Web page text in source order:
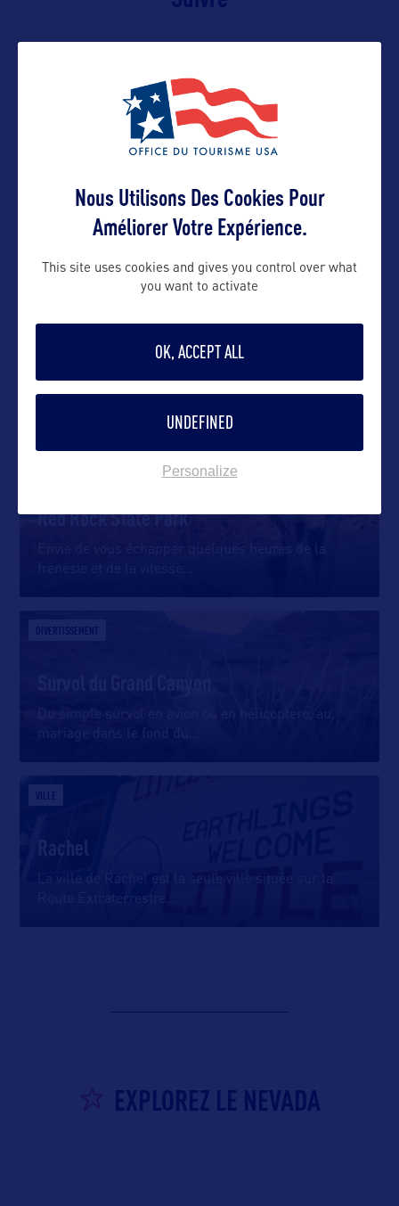
VOIR LE SITE
DANS LA MÊME CATEGORIE
Red Rock State Park
Envie de vous échapper quelques heures de la
DIVERTISSEMENT
Du simple survol en avion ou en hélicoptère, au
mariage dans le fond du
VILLE
Rachel
La ville de Rachel est la seule ville située sur la
Route Extraterrestre
EXPLOREZ LE NEVADA
Nous Utilisons Des Cookies Pour
Améliorer Votre Expérience.
This site uses cookies and gives you control over what
you want to activate
OK, ACCEPT ALL
UNDEFINED
Personalize